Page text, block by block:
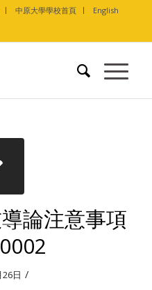
中原大學學校首頁 English
論注意事項
日 /